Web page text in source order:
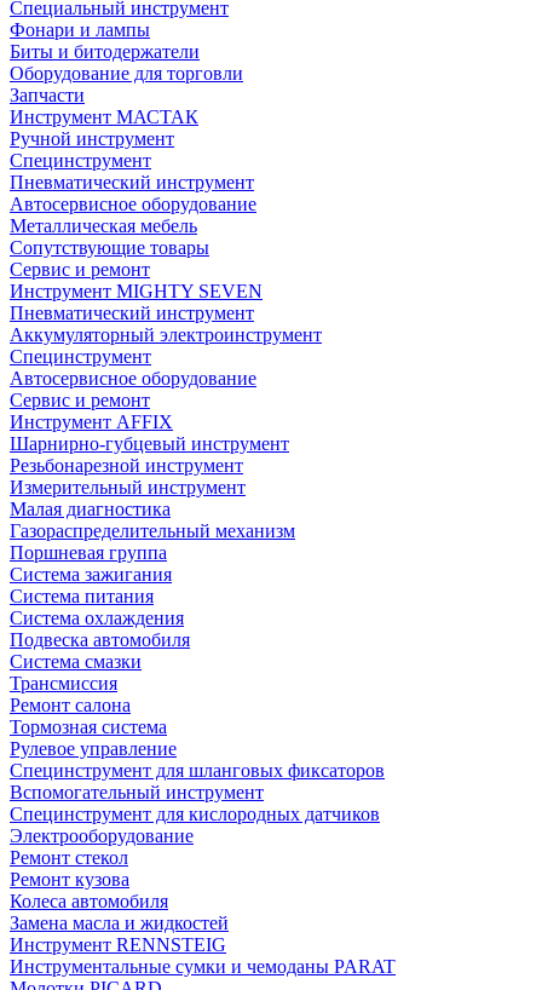
Специальный инструмент
Фонари и лампы
Биты и битодержатели
Оборудование для торговли
Запчасти
Инструмент МАСТАК
Ручной инструмент
Специнструмент
Пневматический инструмент
Автосервисное оборудование
Металлическая мебель
Сопутствующие товары
Сервис и ремонт
Инструмент MIGHTY SEVEN
Пневматический инструмент
Аккумуляторный электроинструмент
Специнструмент
Автосервисное оборудование
Сервис и ремонт
Инструмент AFFIX
Шарнирно-губцевый инструмент
Резьбонарезной инструмент
Измерительный инструмент
Малая диагностика
Газораспределительный механизм
Поршневая группа
Система зажигания
Система питания
Система охлаждения
Подвеска автомобиля
Система смазки
Трансмиссия
Ремонт салона
Тормозная система
Рулевое управление
Специнструмент для шланговых фиксаторов
Вспомогательный инструмент
Специнструмент для кислородных датчиков
Электрооборудование
Ремонт стекол
Ремонт кузова
Колеса автомобиля
Замена масла и жидкостей
Инструмент RENNSTEIG
Инструментальные сумки и чемоданы PARAT